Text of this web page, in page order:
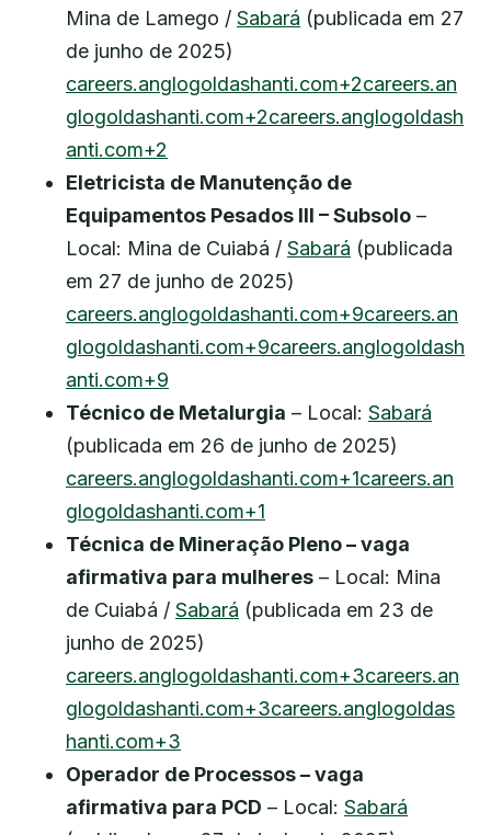
Mina de Lamego / Sabará (publicada em 27
de junho de 2025)
careers.anglogoldashanti.com+2careers.an
glogoldashanti.com+2careers.anglogoldash
anti.com+2
Eletricista de Manutenção de
Equipamentos Pesados III – Subsolo –
Local: Mina de Cuiabá / Sabará (publicada
em 27 de junho de 2025)
careers.anglogoldashanti.com+9careers.an
glogoldashanti.com+9careers.anglogoldash
anti.com+9
Técnico de Metalurgia – Local: Sabará
(publicada em 26 de junho de 2025)
careers.anglogoldashanti.com+1careers.an
glogoldashanti.com+1
Técnica de Mineração Pleno – vaga
afirmativa para mulheres – Local: Mina
de Cuiabá / Sabará (publicada em 23 de
junho de 2025)
careers.anglogoldashanti.com+3careers.an
glogoldashanti.com+3careers.anglogoldas
hanti.com+3
Operador de Processos – vaga
afirmativa para PCD – Local: Sabará